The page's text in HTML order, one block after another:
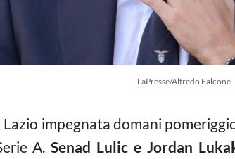
LaPresse/Alfredo Falcone
impegnata domani
A.Senad Lulic e Jordan